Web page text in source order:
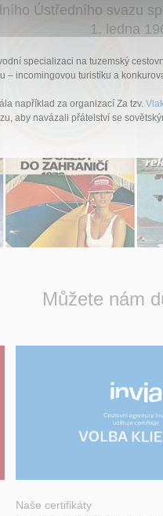
Ústředního svazu
1. ledna
specializaci na tuzemský
– incomingovou turistiku a
například za organizací Za tzv.
aby navázali přátelství se
Můžete nám
Naše certifikáty